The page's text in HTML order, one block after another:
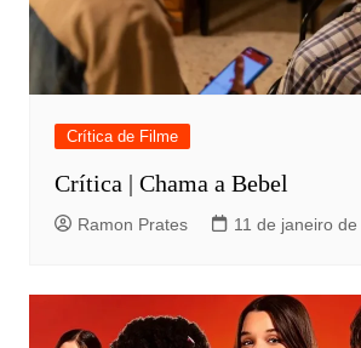
Crítica de Filme
Crítica | Chama a Bebel
Ramon Prates 11 de janeiro